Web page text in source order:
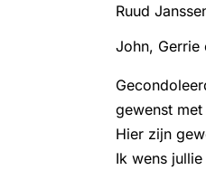
Ruud
John, Gerrie
gewenst
Hier zijn
Ik wens